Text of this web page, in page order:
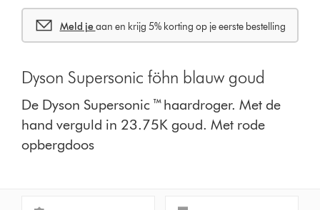
Meld je aan en krijg 5% korting op je eerste bestelling
Dyson Supersonic föhn blauw goud
De Dyson Supersonic ™ haardroger. Met de
hand verguld in 23.75K goud. Met rode
opbergdoos